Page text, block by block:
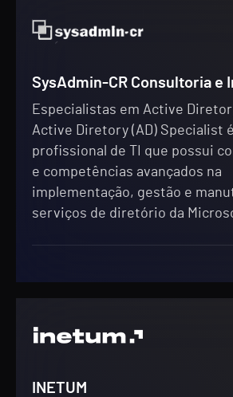
SysAdmin-CR Consultoria e
Especialistas em Active
Active Diretory (AD) Specialist
profissional de TI que possui
e competências avançados na
implementação, gestão e
serviços de diretório da
INETUM